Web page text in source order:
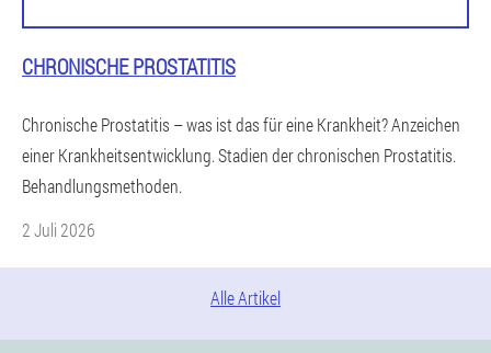
CHRONISCHE PROSTATITIS
Chronische Prostatitis – was ist das für eine Krankheit? Anzeichen
einer Krankheitsentwicklung. Stadien der chronischen Prostatitis.
Behandlungsmethoden.
2 Juli 2026
Alle Artikel